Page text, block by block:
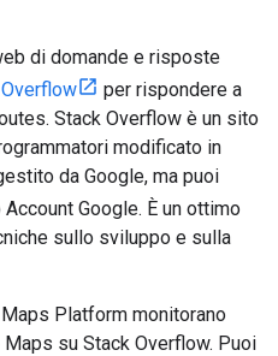
di domande e risposte
per rispondere a
Stack Overflow è un sito
modificato in
da Google, ma puoi
Google. È un ottimo
sullo sviluppo e sulla
Platform monitorano
su Stack Overflow. Puoi